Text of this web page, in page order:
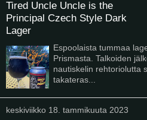
Tired Uncle Uncle is the
Principal Czech Style Dark
Lager
Espoolaista tummaa
Prismasta. Talkoiden
nautiskelin rehtoriolutta
takateras...
keskiviikko 18. tammikuuta 2023